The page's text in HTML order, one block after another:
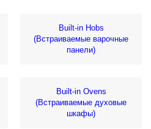
Built-in Hobs
(Встраиваемые варочные
панели)
Built-in Ovens
(Встраиваемые духовые
шкафы)